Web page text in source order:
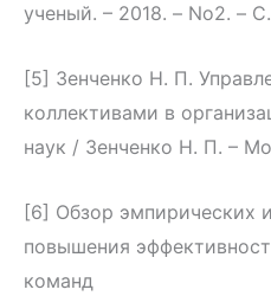
ученый. – 2018. – No2. –
[5] Зенченко Н. П.
коллективами в
наук / Зенченко Н. П. –
[6] Обзор эмпирических
повышения
команд